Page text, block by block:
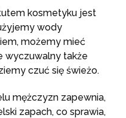
kosmetyku jest
wody
możemy mieć
wyczuwalny także
czuć się świeżo.
mężczyzn zapewnia,
zapach, co sprawia,